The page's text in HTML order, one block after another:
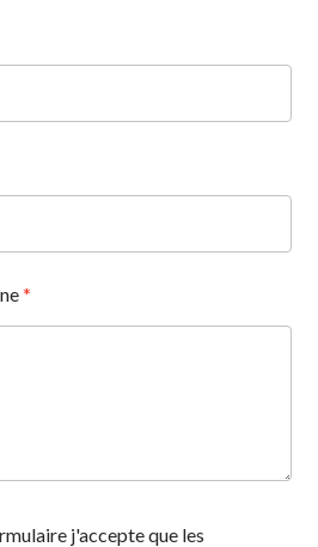
*
j'accepte que les